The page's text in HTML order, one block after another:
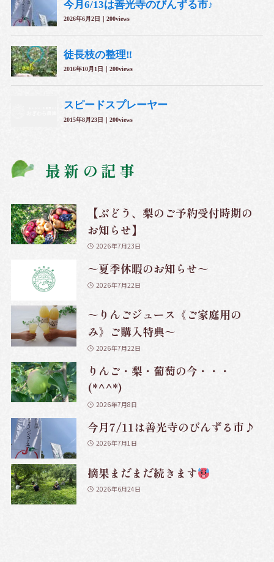
最新の記事
【ぶどう、梨のご予約受付時期の
お知らせ】
2026年7月23日
～夏季休暇のお知らせ～
2026年7月22日
～りんごジュース《ご家庭用の
み》ご購入特典～
2026年7月22日
りんご・梨・葡萄の今・・・
(*^^*)
2026年7月8日
今月7/11は善光寺のびんずる市♪
2026年7月1日
摘果まだまだ続きます
2026年6月24日